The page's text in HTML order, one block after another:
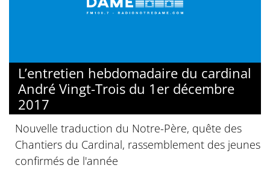
L’entretien hebdomadaire du cardinal
André Vingt-Trois du 1er décembre
2017
Nouvelle traduction du Notre-Père, quête des
Chantiers du Cardinal, rassemblement des jeunes
confirmés de l'année